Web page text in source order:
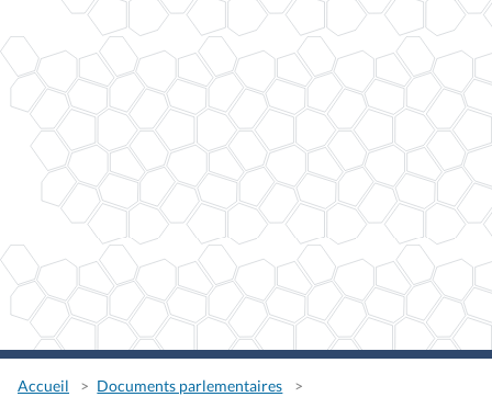
Accueil
Documents parlementaires